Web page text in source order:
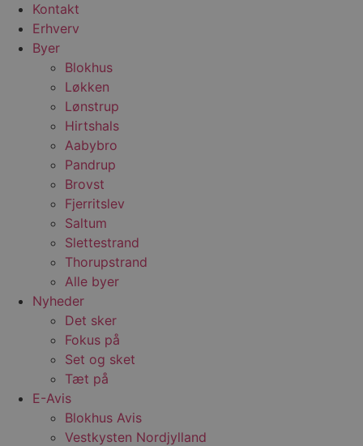
Kontakt
Erhverv
Byer
Blokhus
Løkken
Lønstrup
Hirtshals
Aabybro
Pandrup
Brovst
Fjerritslev
Saltum
Slettestrand
Thorupstrand
Alle byer
Nyheder
Det sker
Fokus på
Set og sket
Tæt på
E-Avis
Blokhus Avis
Vestkysten Nordjylland